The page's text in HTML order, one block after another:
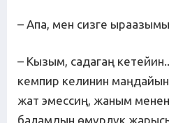
– Апа, мен сизге
– Кызым, садагаң
кемпир келинин
жат эмессиң, жаным
баламдын өмүрлүк